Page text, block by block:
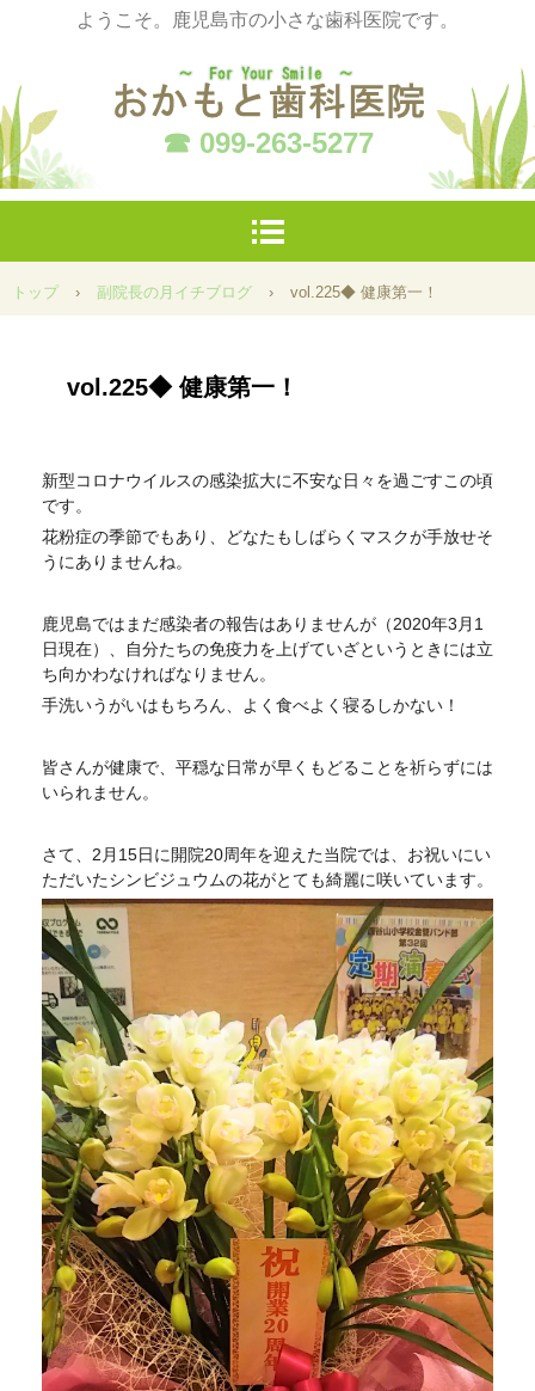
ようこそ。鹿児島市の小さな歯科医院です。
☎ 099-263-5277
トップ › 副院長の月イチブログ › vol.225◆ 健康第一！
vol.225◆ 健康第一！
新型コロナウイルスの感染拡大に不安な日々を過ごすこの頃
です。
花粉症の季節でもあり、どなたもしばらくマスクが手放せそ
うにありませんね。
鹿児島ではまだ感染者の報告はありませんが（2020年3月1
日現在）、自分たちの免疫力を上げていざというときには立
ち向かわなければなりません。
手洗いうがいはもちろん、よく食べよく寝るしかない！
皆さんが健康で、平穏な日常が早くもどることを祈らずには
いられません。
さて、2月15日に開院20周年を迎えた当院では、お祝いにい
ただいたシンビジュウムの花がとても綺麗に咲いています。